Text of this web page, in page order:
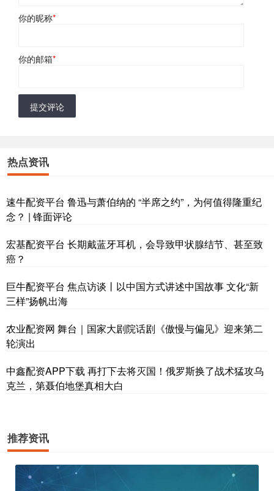
你的昵称*
你的邮箱*
提交评论
热点资讯
速牛配资平台 鲁迅与萧伯纳的 “半席之约”，为何值得隆重纪
念？ | 锋面评论
宏基配资平台 长期戴蓝牙耳机，会导致甲状腺结节、甚至致
癌？
巨牛配资平台 焦点访谈丨以中国方式讲述中国故事 文化“新
三样”扬帆出海
农业配资网 舞台｜国家大剧院话剧《傲慢与偏见》迎来第二
轮演出
中鑫配资APP下载 再打下去将灭国！俄罗斯换了战术猛攻乌
克兰，第聂伯地堡真相大白
推荐资讯